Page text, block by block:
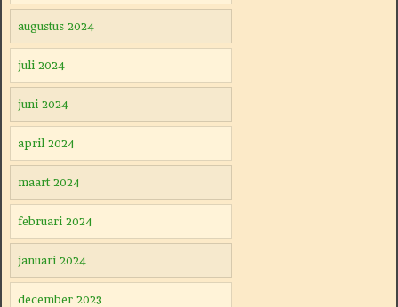
augustus 2024
juli 2024
juni 2024
april 2024
maart 2024
februari 2024
januari 2024
december 2023